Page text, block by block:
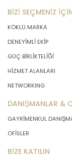
BİZİ SEÇMENİZ
KÖKLÜ MARKA
DENEYİMLİ EKİP
GÜÇ BİRLİKTELİĞİ
HİZMET ALANLARI
NETWORKING
DANIŞMANLAR &
GAYRİMENKUL
OFİSLER
BİZE KATILIN